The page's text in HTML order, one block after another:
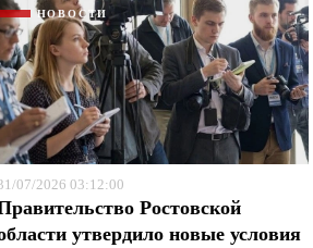
НОВОСТИ
07/2026 03:12:00
Ростовской
утвердило новые условия